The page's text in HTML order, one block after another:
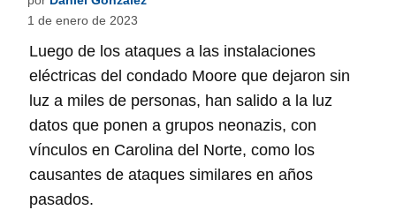
1 de enero de 2023
Luego de los ataques a las instalaciones
eléctricas del condado Moore que dejaron sin
luz a miles de personas, han salido a la luz
datos que ponen a grupos neonazis, con
vínculos en Carolina del Norte, como los
causantes de ataques similares en años
pasados.